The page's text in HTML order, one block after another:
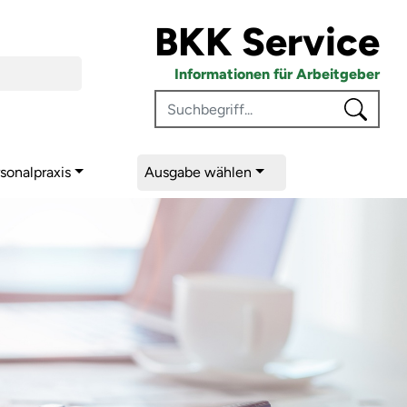
BKK Service
Informationen für Arbeitgeber
und Arbeitsrecht
Ausgabe wählen